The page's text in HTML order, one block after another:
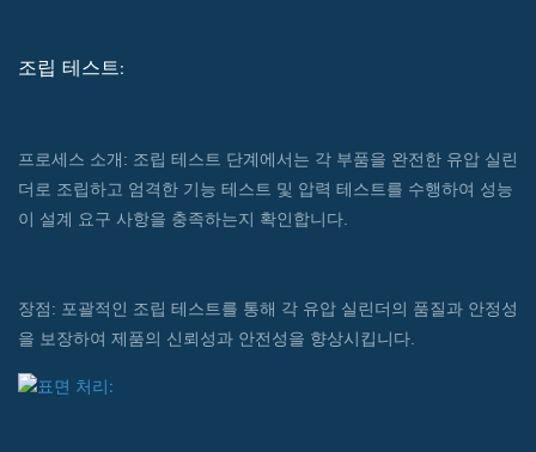
조립 테스트:
프로세스 소개: 조립 테스트 단계에서는 각 부품을 완전한 유압 실린
더로 조립하고 엄격한 기능 테스트 및 압력 테스트를 수행하여 성능
이 설계 요구 사항을 충족하는지 확인합니다.
장점: 포괄적인 조립 테스트를 통해 각 유압 실린더의 품질과 안정성
을 보장하여 제품의 신뢰성과 안전성을 향상시킵니다.